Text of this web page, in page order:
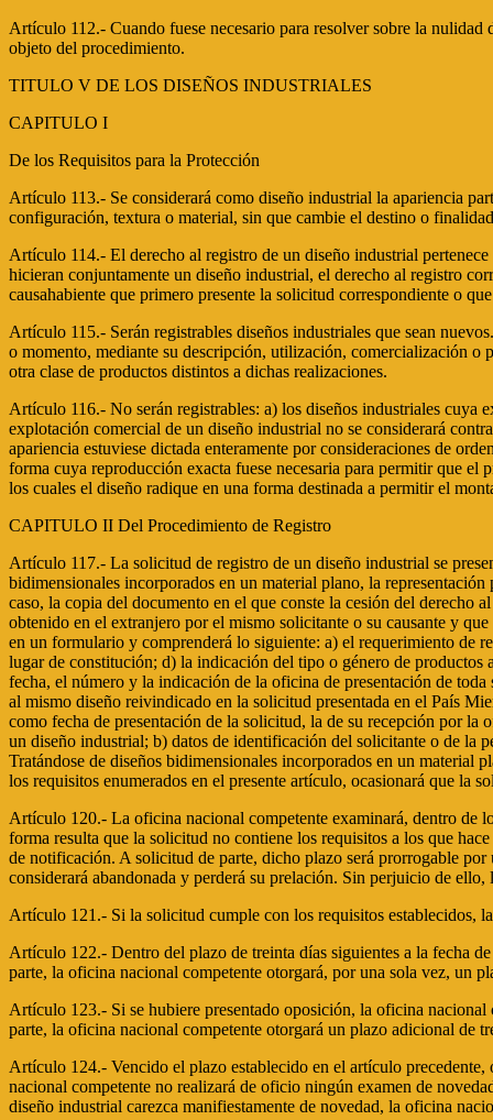
Artículo 112.- Cuando fuese necesario para resolver sobre la
objeto del procedimiento.
TITULO V DE LOS DISEÑOS INDUSTRIALES
CAPITULO I
De los Requisitos para la Protección
Artículo 113.- Se considerará como diseño industrial la apariencia
configuración, textura o material, sin que cambie el destino o
Artículo 114.- El derecho al registro de un diseño industrial
hicieran conjuntamente un diseño industrial, el derecho al registro
causahabiente que primero presente la solicitud correspondiente o
Artículo 115.- Serán registrables diseños industriales que sean
o momento, mediante su descripción, utilización, comercialización o
otra clase de productos distintos a dichas realizaciones.
Artículo 116.- No serán registrables: a) los diseños industriales cuya
explotación comercial de un diseño industrial no se considerará
apariencia estuviese dictada enteramente por consideraciones de
forma cuya reproducción exacta fuese necesaria para permitir que
los cuales el diseño radique en una forma destinada a permitir el
CAPITULO II Del Procedimiento de Registro
Artículo 117.- La solicitud de registro de un diseño industrial se
bidimensionales incorporados en un material plano, la
caso, la copia del documento en el que conste la cesión del derecho
obtenido en el extranjero por el mismo solicitante o su causante y
en un formulario y comprenderá lo siguiente: a) el requerimiento de
lugar de constitución; d) la indicación del tipo o género de productos
fecha, el número y la indicación de la oficina de presentación de
al mismo diseño reivindicado en la solicitud presentada en el País
como fecha de presentación de la solicitud, la de su recepción por
un diseño industrial; b) datos de identificación del solicitante o de la
Tratándose de diseños bidimensionales incorporados en un material
los requisitos enumerados en el presente artículo, ocasionará que la
Artículo 120.- La oficina nacional competente examinará, dentro de
forma resulta que la solicitud no contiene los requisitos a los que
de notificación. A solicitud de parte, dicho plazo será prorrogable
considerará abandonada y perderá su prelación. Sin perjuicio de
Artículo 121.- Si la solicitud cumple con los requisitos establecidos,
Artículo 122.- Dentro del plazo de treinta días siguientes a la fecha
parte, la oficina nacional competente otorgará, por una sola vez, un
Artículo 123.- Si se hubiere presentado oposición, la oficina
parte, la oficina nacional competente otorgará un plazo adicional de
Artículo 124.- Vencido el plazo establecido en el artículo
nacional competente no realizará de oficio ningún examen de
diseño industrial carezca manifiestamente de novedad, la oficina